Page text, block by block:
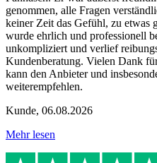
genommen, alle Fragen
keiner Zeit das Gefühl, zu etwas
wurde ehrlich und professionell
unkompliziert und verlief
Kundenberatung. Vielen Dank
kann den Anbieter und
weiterempfehlen.
Kunde, 06.08.2026
Mehr lesen